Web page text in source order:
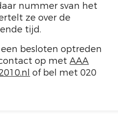
nummer svan het
ze over de
tijd.
besloten optreden
op metAAA
of bel met 020